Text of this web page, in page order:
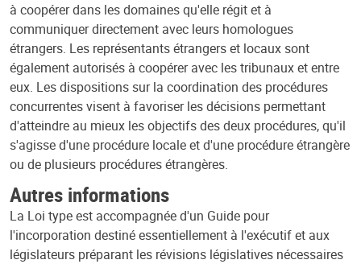
à coopérer dans les domaines qu'elle régit et à
communiquer directement avec leurs homologues
étrangers. Les représentants étrangers et locaux sont
également autorisés à coopérer avec les tribunaux et entre
eux. Les dispositions sur la coordination des procédures
concurrentes visent à favoriser les décisions permettant
d'atteindre au mieux les objectifs des deux procédures, qu'il
s'agisse d'une procédure locale et d'une procédure étrangère
ou de plusieurs procédures étrangères.
Autres informations
La Loi type est accompagnée d'un Guide pour
l'incorporation destiné essentiellement à l'exécutif et aux
législateurs préparant les révisions législatives nécessaires